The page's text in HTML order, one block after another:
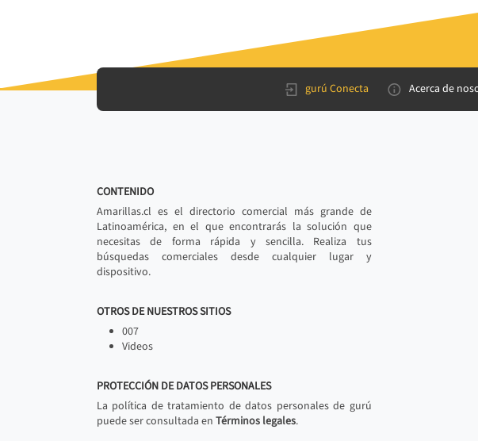
gurú Conecta Acerca de
CONTENIDO
Amarillas.cl es el directorio comercial más grande de
Latinoamérica, en el que encontrarás la solución que
necesitas de forma rápida y sencilla. Realiza tus
búsquedas comerciales desde cualquier lugar y
dispositivo.
OTROS DE NUESTROS SITIOS
007
Videos
PROTECCIÓN DE DATOS PERSONALES
La política de tratamiento de datos personales de gurú
puede ser consultada en Términos legales.